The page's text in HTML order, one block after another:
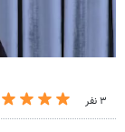
۳ نفر